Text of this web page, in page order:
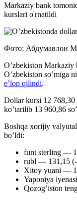
Markaziy bank
kurslari o'rnatildi
Фото: Абдумавлон
O’zbekiston
O’zbekiston so’miga
e’lon qilindi.
Dollar kursi 12 768,30
ko’tarilib 13 960,86
Boshqa xorijiy
bo’ldi:
funt sterling —
rubl — 131,15 (
Xitoy yuani —
Yaponiya
Qozog’iston